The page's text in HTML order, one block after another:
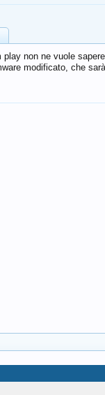
non ne vuole
modificato, che